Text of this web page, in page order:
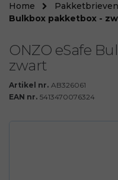
Home
Bulkbox pakketbox -
ONZO eSafe
zwart
Artikel nr. AB326061
EAN nr. 5413470076324